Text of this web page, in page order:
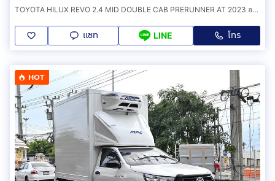
TOYOTA HILUX REVO 2.4 MID DOUBLE CAB PRERUNNER AT 2023 ออกรถ 0 บาท รหัส 6B850
แชท LINE โทร
HOT